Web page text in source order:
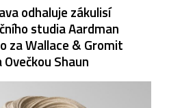
odhaluje zákulisí
studia Aardman
za Wallace & Gromit
Ovečkou Shaun